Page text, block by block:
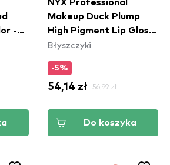
-
NYX Professional
Makeup Duck Plump
High Pigment Lip Gloss
- Nude Swings
Błyszczyki
-5%
54,14 zł 56,99 zł
Do koszyka